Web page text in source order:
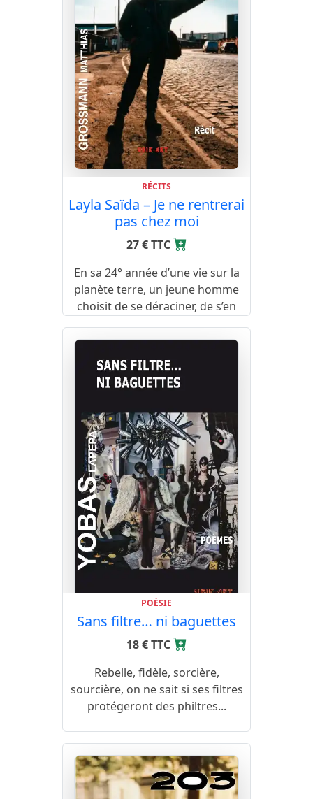
RÉCITS
Layla Saïda – Je ne rentrerai
pas chez moi
27 € TTC
En sa 24° année d’une vie sur la
planète terre, un jeune homme
choisit de se déraciner, de s’en
POÉSIE
Sans filtre… ni baguettes
18 € TTC
Rebelle, fidèle, sorcière,
sourcière, on ne sait si ses filtres
protégeront des philtres...